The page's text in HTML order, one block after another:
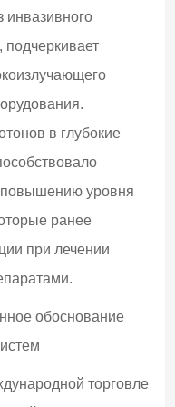
инвазивного
подчеркивает
в глубокие
уровня
ранее
при лечении
обоснование
торговле